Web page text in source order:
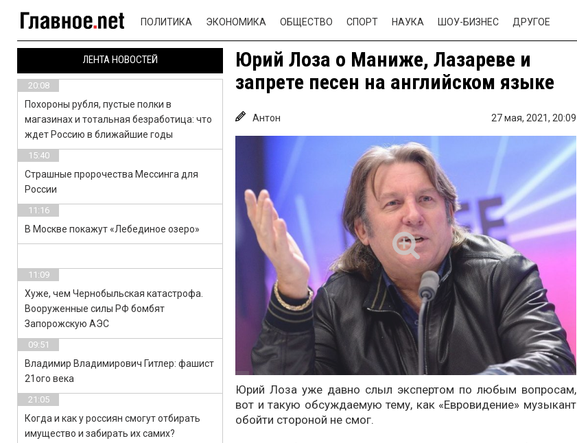
ПОЛИТИКА ЭКОНОМИКА ОБЩЕСТВО СПОРТ НАУКА ШОУ-БИЗНЕС ДРУГОЕ
Юрий Лоза о Маниже, Лазареве и
запрете песен на английском языке
Антон 27 мая, 2021, 20:09
Юрий Лоза уже давно слыл экспертом по любым вопросам,
вот и такую обсуждаемую тему, как «Евровидение» музыкант
обойти стороной не смог.
ЛЕНТА НОВОСТЕЙ
20:08
Похороны рубля, пустые полки в
магазинах и тотальная безработица: что
ждет Россию в ближайшие годы
15:40
Страшные пророчества Мессинга для
России
11:16
В Москве покажут «Лебединое озеро»
11:09
Хуже, чем Чернобыльская катастрофа.
Вооруженные силы РФ бомбят
Запорожскую АЭС
09:51
Владимир Владимирович Гитлер: фашист
21ого века
21:05
Когда и как у россиян смогут отбирать
имущество и забирать их самих?